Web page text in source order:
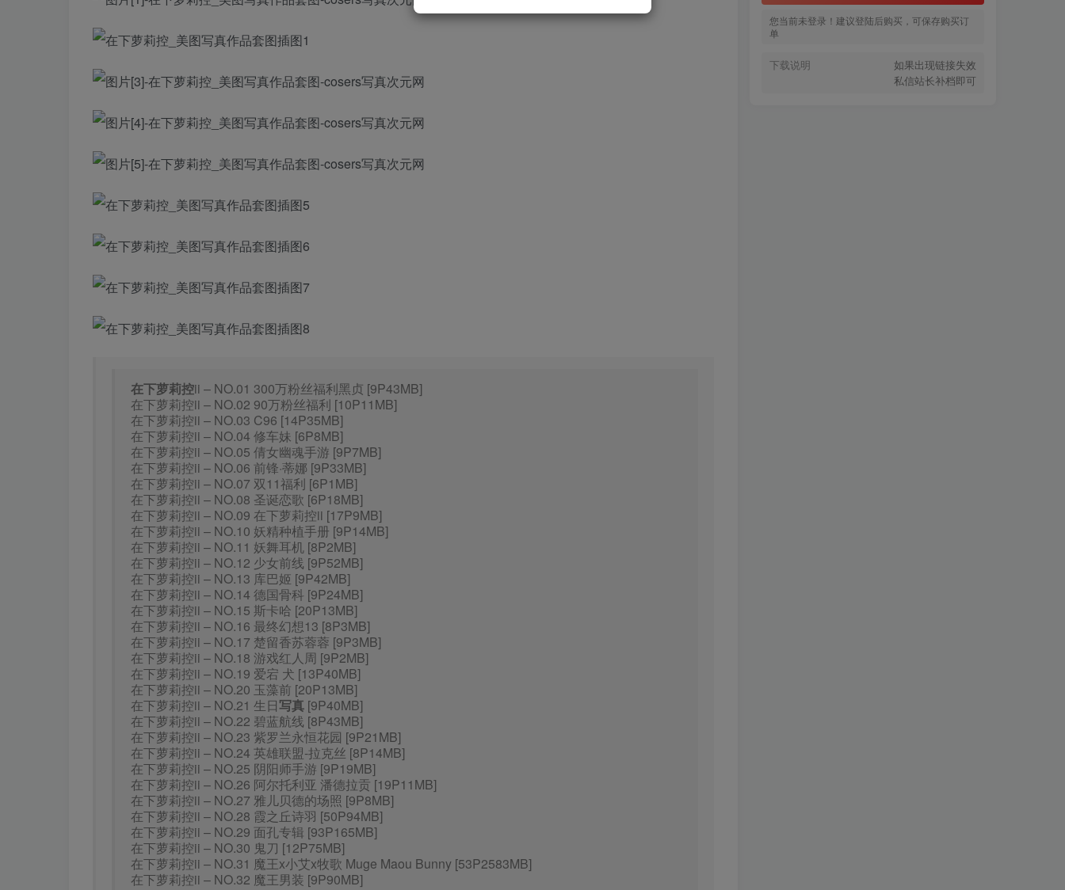
在下萝莉控ii – NO.01 300万粉丝福利黑贞 [9P43MB]
在下萝莉控ii – NO.02 90万粉丝福利 [10P11MB]
在下萝莉控ii – NO.03 C96 [14P35MB]
在下萝莉控ii – NO.04 修车妹 [6P8MB]
在下萝莉控ii – NO.05 倩女幽魂手游 [9P7MB]
在下萝莉控ii – NO.06 前锋·蒂娜 [9P33MB]
在下萝莉控ii – NO.07 双11福利 [6P1MB]
在下萝莉控ii – NO.08 圣诞恋歌 [6P18MB]
在下萝莉控ii – NO.09 在下萝莉控ii [17P9MB]
在下萝莉控ii – NO.10 妖精种植手册 [9P14MB]
在下萝莉控ii – NO.11 妖舞耳机 [8P2MB]
在下萝莉控ii – NO.12 少女前线 [9P52MB]
在下萝莉控ii – NO.13 库巴姬 [9P42MB]
在下萝莉控ii – NO.14 德国骨科 [9P24MB]
在下萝莉控ii – NO.15 斯卡哈 [20P13MB]
在下萝莉控ii – NO.16 最终幻想13 [8P3MB]
在下萝莉控ii – NO.17 楚留香苏蓉蓉 [9P3MB]
在下萝莉控ii – NO.18 游戏红人周 [9P2MB]
在下萝莉控ii – NO.19 爱宕 犬 [13P40MB]
在下萝莉控ii – NO.20 玉藻前 [20P13MB]
在下萝莉控ii – NO.21 生日写真 [9P40MB]
在下萝莉控ii – NO.22 碧蓝航线 [8P43MB]
在下萝莉控ii – NO.23 紫罗兰永恒花园 [9P21MB]
在下萝莉控ii – NO.24 英雄联盟-拉克丝 [8P14MB]
在下萝莉控ii – NO.25 阴阳师手游 [9P19MB]
在下萝莉控ii – NO.26 阿尔托利亚 潘德拉贡 [19P11MB]
在下萝莉控ii – NO.27 雅儿贝德的场照 [9P8MB]
在下萝莉控ii – NO.28 霞之丘诗羽 [50P94MB]
在下萝莉控ii – NO.29 面孔专辑 [93P165MB]
在下萝莉控ii – NO.30 鬼刀 [12P75MB]
在下萝莉控ii – NO.31 魔王x小艾x牧歌 Muge Maou Bunny [53P2583MB]
在下萝莉控ii – NO.32 魔王男装 [9P90MB]
您当前未登录！建议登陆后购买，可保存购买订
单
下载说明
如果出现链接失效
私信站长补档即可